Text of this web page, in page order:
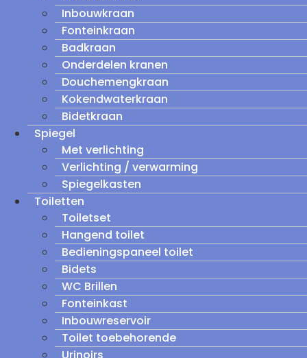
Inbouwkraan
Fonteinkraan
Badkraan
Onderdelen kranen
Douchemengkraan
Kokendwaterkraan
Bidetkraan
Spiegel
Met verlichting
Verlichting / verwarming
Spiegelkasten
Toiletten
Toiletset
Hangend toilet
Bedieningspaneel toilet
Bidets
WC Brillen
Fonteinkast
Inbouwreservoir
Toilet toebehorende
Urinoirs